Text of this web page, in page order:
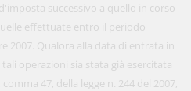
successivo a quello in corso
effettuate entro il periodo
2007. Qualora alla data di entrata in
operazioni sia stata già esercitata
47, della legge n. 244 del 2007,